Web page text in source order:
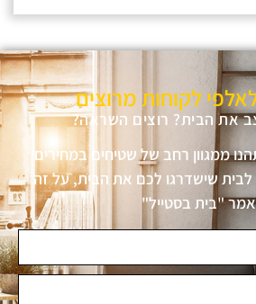
לקוחות מרוצים
את הבית? רוצים השראה?
ממגוון רחב של שטיחים במחירים
לבית שישדרגו לכם את הבית, על זה
"בית בסטייל"